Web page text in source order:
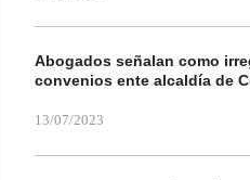
Abogados señalan como
convenios ente alcaldía de
13/07/2023